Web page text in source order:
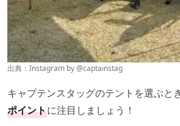
出典：Instagram by@captainstag
キャプテンスタッグのテントを選ぶとき
ポイントに注目しましょう！